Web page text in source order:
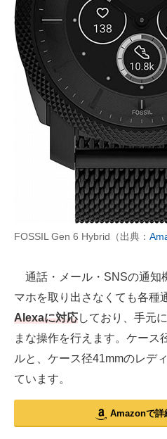
FOSSIL Gen 6 Hybrid（出典：
通話・メール・SNSの通知
マホを取り出さなくても各種
Alexaに対応しており、手元
まな操作を行えます。ケース
ルと、ケース径41mmのレデ
ています。
Amazonで詳